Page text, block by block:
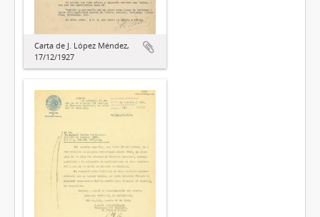
Carta de J. López Méndez,
17/12/1927